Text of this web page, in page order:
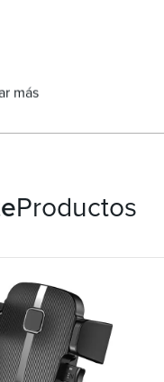
más
Productos